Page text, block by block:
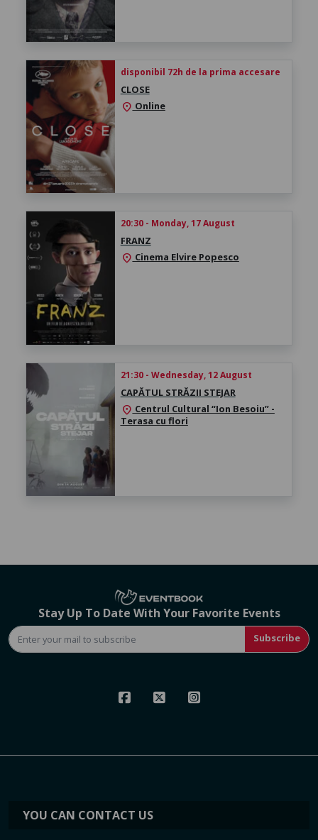
disponibil 72h de la prima accesare
CLOSE
location_on Online
20:30 - Monday, 17 August
FRANZ
location_on Cinema Elvire Popesco
21:30 - Wednesday, 12 August
CAPĂTUL STRĂZII STEJAR
location_on Centrul Cultural “Ion Besoiu” -
Terasa cu flori
Stay Up To Date With Your Favorite Events
Subscribe
YOU CAN CONTACT US